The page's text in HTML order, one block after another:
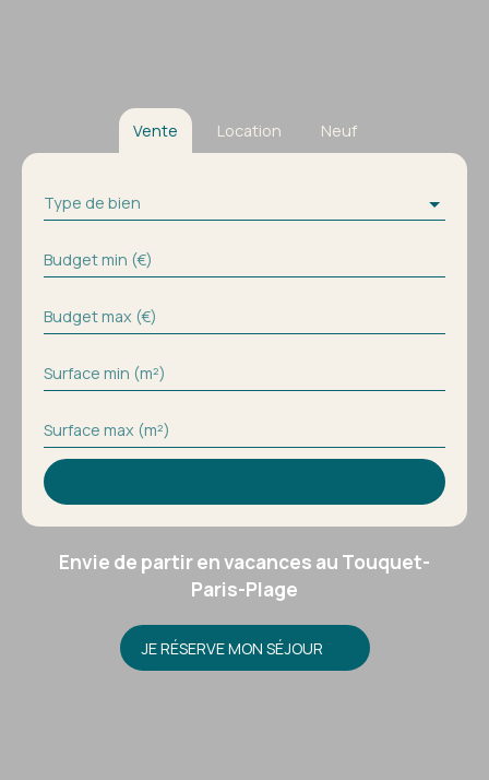
Vente Location Neuf
Type de bien
Budget min (€)
Budget max (€)
Surface min (m²)
Surface max (m²)
Envie de partir en vacances au Touquet-
Paris-Plage
JE RÉSERVE MON SÉJOUR